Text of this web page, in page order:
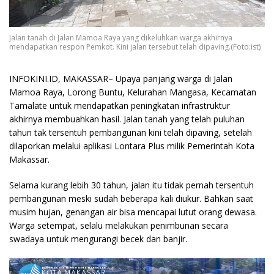
Jalan tanah di Jalan Mamoa Raya yang dikeluhkan warga akhirnya
mendapatkan respon Pemkot. Kini jalan tersebut telah dipaving.(Foto:ist)
INFOKINI.ID, MAKASSAR– Upaya panjang warga di Jalan
Mamoa Raya, Lorong Buntu, Kelurahan Mangasa, Kecamatan
Tamalate untuk mendapatkan peningkatan infrastruktur
akhirnya membuahkan hasil. Jalan tanah yang telah puluhan
tahun tak tersentuh pembangunan kini telah dipaving, setelah
dilaporkan melalui aplikasi Lontara Plus milik Pemerintah Kota
Makassar.
Selama kurang lebih 30 tahun, jalan itu tidak pernah tersentuh
pembangunan meski sudah beberapa kali diukur. Bahkan saat
musim hujan, genangan air bisa mencapai lutut orang dewasa.
Warga setempat, selalu melakukan penimbunan secara
swadaya untuk mengurangi becek dan banjir.